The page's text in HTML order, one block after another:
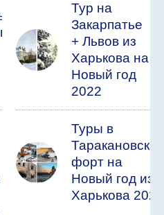
Тур на
Закарпатье
+ Львов из
Харькова на
Новый год
2022
Туры в
Таракановский
форт на
Новый год из
Харькова 2022